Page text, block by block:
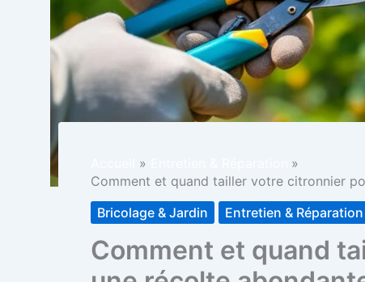
Comment et quand tailler votre citronnier
Bricolage & Jardin
Entretien & Réparation
Comment et quand